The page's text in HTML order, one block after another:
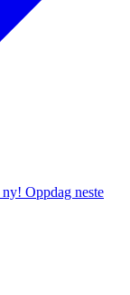
ny! Oppdag neste